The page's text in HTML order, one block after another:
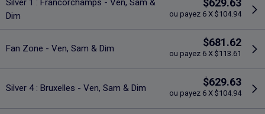
Silver 1 : Francorchamps - Ven, Sam &
Dim
$629.63
ou payez 6 X $104.94
Fan Zone - Ven, Sam & Dim
$681.62
ou payez 6 X $113.61
Silver 4 : Bruxelles - Ven, Sam & Dim
$629.63
ou payez 6 X $104.94